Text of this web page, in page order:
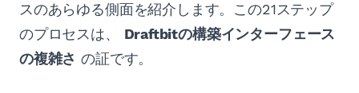
スのあらゆる側面を紹介します。この21ステップ
のプロセスは、 Draftbitの構築インターフェース
の複雑さ の証です。